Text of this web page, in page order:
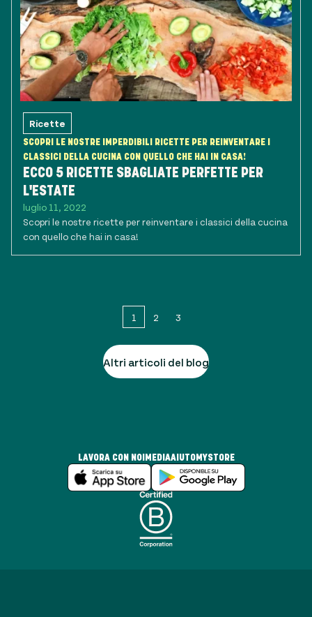
Ricette
SCOPRI LE NOSTRE IMPERDIBILI RICETTE PER REINVENTARE I
CLASSICI DELLA CUCINA CON QUELLO CHE HAI IN CASA!
ECCO 5 RICETTE SBAGLIATE PERFETTE PER
L'ESTATE
luglio 11, 2022
Scopri le nostre ricette per reinventare i classici della cucina
con quello che hai in casa!
1 2 3
Altri articoli del blog
LAVORA CON NOI MEDIAAIUTOMYSTORE